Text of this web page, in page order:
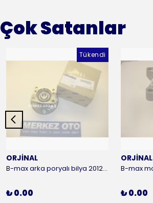
Çok Satanlar
Tükendi
ORJİNAL
B-max arka poryalı bilya 2012-2016 ORJİNAL
₺ 0.00
ORJİNAL
₺ 0.00